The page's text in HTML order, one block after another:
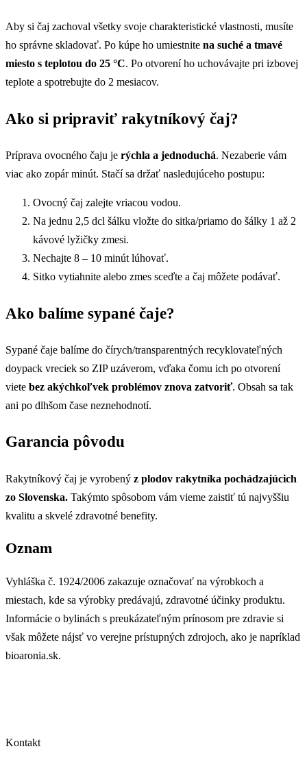
Aby si čaj zachoval všetky svoje charakteristické vlastnosti, musíte
ho správne skladovať. Po kúpe ho umiestnite na suché a tmavé
miesto s teplotou do 25 °C. Po otvorení ho uchovávajte pri izbovej
teplote a spotrebujte do 2 mesiacov.
Ako si pripraviť rakytníkový čaj?
Príprava ovocného čaju je rýchla a jednoduchá. Nezaberie vám
viac ako zopár minút. Stačí sa držať nasledujúceho postupu:
Ovocný čaj zalejte vriacou vodou.
Na jednu 2,5 dcl šálku vložte do sitka/priamo do šálky 1 až 2
kávové lyžičky zmesi.
Nechajte 8 – 10 minút lúhovať.
Sitko vytiahnite alebo zmes sceďte a čaj môžete podávať.
Ako balíme sypané čaje?
Sypané čaje balíme do čírych/transparentných recyklovateľných
doypack vreciek so ZIP uzáverom, vďaka čomu ich po otvorení
viete bez akýchkoľvek problémov znova zatvoriť. Obsah sa tak
ani po dlhšom čase neznehodnotí.
Garancia pôvodu
Rakytníkový čaj je vyrobený z plodov rakytníka pochádzajúcich
zo Slovenska. Takýmto spôsobom vám vieme zaistiť tú najvyššiu
kvalitu a skvelé zdravotné benefity.
Oznam
Vyhláška č. 1924/2006 zakazuje označovať na výrobkoch a
miestach, kde sa výrobky predávajú, zdravotné účinky produktu.
Informácie o bylinách s preukázateľným prínosom pre zdravie si
však môžete nájsť vo verejne prístupných zdrojoch, ako je napríklad
bioaronia.sk.
Kontakt